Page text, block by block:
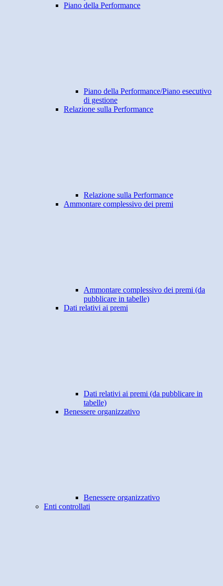
Piano della Performance
Piano della Performance/Piano esecutivo
di gestione
Relazione sulla Performance
Relazione sulla Performance
Ammontare complessivo dei premi
Ammontare complessivo dei premi (da
pubblicare in tabelle)
Dati relativi ai premi
Dati relativi ai premi (da pubblicare in
tabelle)
Benessere organizzativo
Benessere organizzativo
Enti controllati